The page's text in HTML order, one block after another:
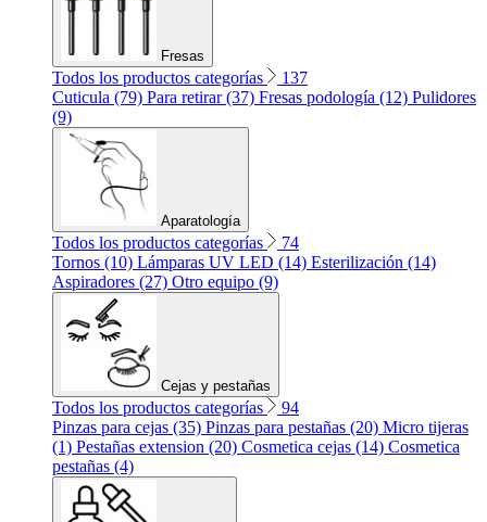
Fresas
Todos los productos categorías
137
Cuticula (79) Para retirar (37) Fresas podología (12) Pulidores
(9)
Aparatología
Todos los productos categorías
74
Tornos (10) Lámparas UV LED (14) Esterilización (14)
Aspiradores (27) Otro equipo (9)
Cejas y pestañas
Todos los productos categorías
94
Pinzas para cejas (35) Pinzas para pestañas (20) Micro tijeras
(1) Pestañas extension (20) Cosmetica cejas (14) Cosmetica
pestañas (4)